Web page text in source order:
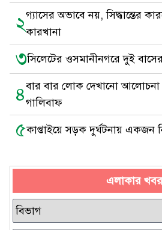
২গ্যাসের অভাবে নয়, সিদ্ধান্তের
কারখানা
৩সিলেটের ওসমানীনগরে দুই
৪বার বার লোক দেখানো আলোচনা
গালিবাফ
৫কাপ্তাইয়ে সড়ক দুর্ঘটনায় একজন
এলাকার খবর